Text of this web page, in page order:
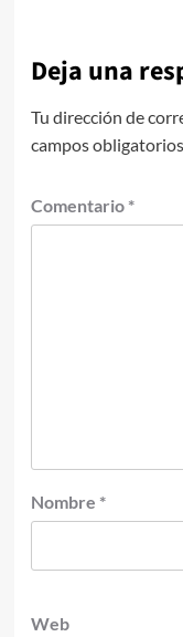
Deja una
Tu dirección de
campos
Comentario *
Nombre *
Web